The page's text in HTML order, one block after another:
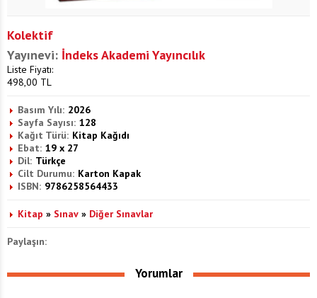
Kolektif
Yayınevi: İndeks Akademi Yayıncılık
Liste Fiyatı:
498,00 TL
Basım Yılı: 2026
Sayfa Sayısı: 128
Kağıt Türü: Kitap Kağıdı
Ebat: 19 x 27
Dil: Türkçe
Cilt Durumu: Karton Kapak
ISBN: 9786258564433
Kitap » Sınav » Diğer Sınavlar
Paylaşın:
Yorumlar